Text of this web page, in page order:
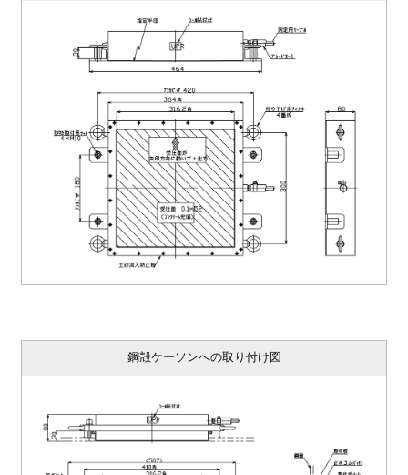
鋼殻ケーソンへの取り付け図